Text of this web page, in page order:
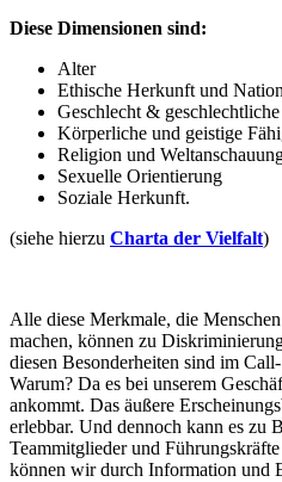
Diese Dimensionen sind:
Alter
Ethische Herkunft und
Geschlecht &
Körperliche und geistige
Religion und
Sexuelle Orientierung
Soziale Herkunft.
(siehe hierzu Charta der Vielfalt)
Alle diese Merkmale, die
machen, können zu
diesen Besonderheiten sind im
Warum? Da es bei unserem
ankommt. Das äußere
erlebbar. Und dennoch kann es zu
Teammitglieder und
können wir durch Information und